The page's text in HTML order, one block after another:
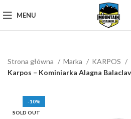
MENU
Strona główna Marka
KARPOS
Karpos – Kominiarka Alagna
-10%
SOLD OUT